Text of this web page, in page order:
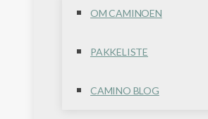
OM CAMINOEN
PAKKELISTE
CAMINO BLOG